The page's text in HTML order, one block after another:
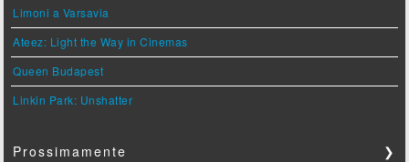
Limoni a Varsavia
Ateez: Light the Way in Cinemas
Queen Budapest
Linkin Park: Unshatter
Prossimamente ❯